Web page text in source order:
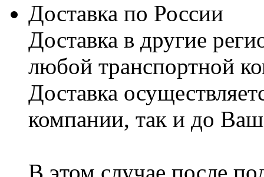
Доставка по России
Доставка в другие
любой транспортной
Доставка
компании, так и до